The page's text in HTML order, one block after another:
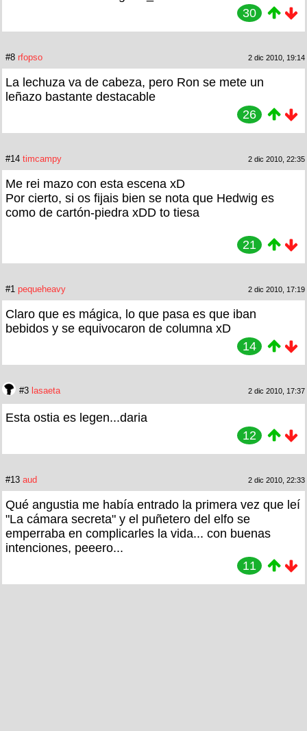
30
#8 rfopso 2 dic 2010, 19:14
La lechuza va de cabeza, pero Ron se mete un
leñazo bastante destacable
26
#14 timcampy 2 dic 2010, 22:35
Me rei mazo con esta escena xD
Por cierto, si os fijais bien se nota que Hedwig es
como de cartón-piedra xDD to tiesa
21
#1 pequeheavy 2 dic 2010, 17:19
Claro que es mágica, lo que pasa es que iban
bebidos y se equivocaron de columna xD
14
#3 lasaeta 2 dic 2010, 17:37
Esta ostia es legen...daria
12
#13 aud 2 dic 2010, 22:33
Qué angustia me había entrado la primera vez que leí
"La cámara secreta" y el puñetero del elfo se
emperraba en complicarles la vida... con buenas
intenciones, peeero...
11